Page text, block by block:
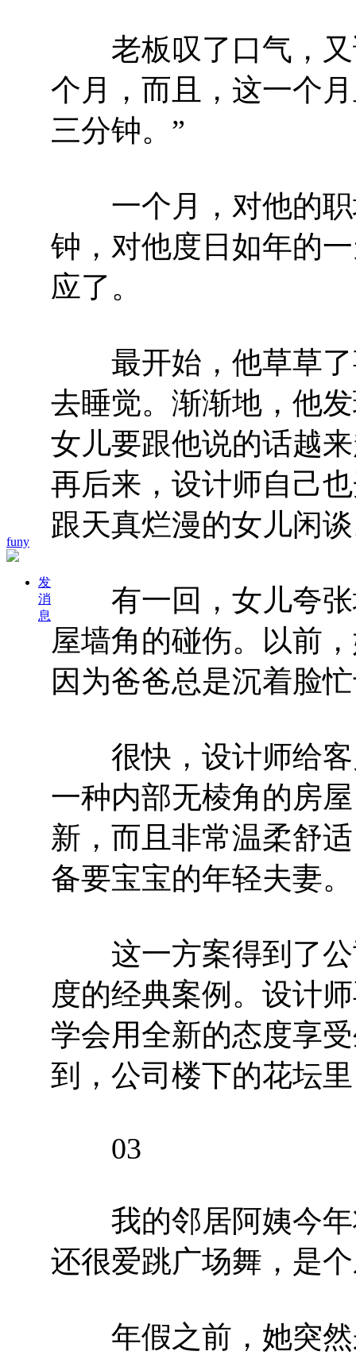
funy
发
消
息
老板叹了口气，又
个月，而且，这一个
三分钟。”
一个月，对他的职
钟，对他度日如年的
应了。
最开始，他草草了
去睡觉。渐渐地，他
女儿要跟他说的话越
再后来，设计师自己
跟天真烂漫的女儿闲
有一回，女儿夸张
屋墙角的碰伤。以前
因为爸爸总是沉着脸
很快，设计师给客
一种内部无棱角的房
新，而且非常温柔舒
备要宝宝的年轻夫妻。
这一方案得到了公
度的经典案例。设计
学会用全新的态度享
到，公司楼下的花坛
03
我的邻居阿姨今年
还很爱跳广场舞，是
年假之前，她突然